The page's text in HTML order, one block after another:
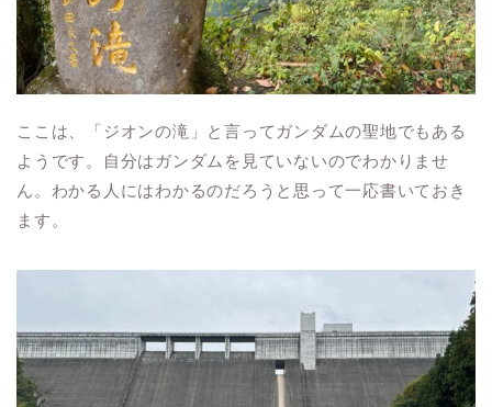
ここは、「ジオンの滝」と言ってガンダムの聖地でもある
ようです。自分はガンダムを見ていないのでわかりませ
ん。わかる人にはわかるのだろうと思って一応書いておき
ます。